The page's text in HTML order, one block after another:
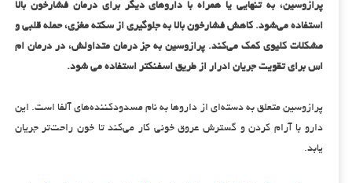
پرازوسین، به تنهایی یا همراه با داروهای دیگر برای درمان فشارخون بالا
استفاده می‌شود. کاهش فشارخون بالا به جلوگیری از سکته مغزی، حمله قلبی و
مشکلات کلیوی کمک می‌کند. پرازوسین به جز درمان متداولش، در درمان ام
اس برای تقویت جریان ادرار از طریق اسفنکتر استفاده می شود.
پرازوسین متعلق به دسته‌ای از داروها به نام مسدودکننده‌های آلفا است. این
دارو با آرام کردن و گسترش عروق خونی کار می‌کند تا خون راحت‌تر جریان
یابد.